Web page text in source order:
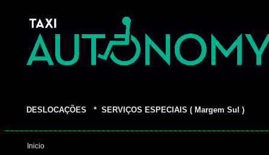
DESLOCAÇÕES * SERVIÇOS ESPECIAIS ( Margem Sul )
Inicio